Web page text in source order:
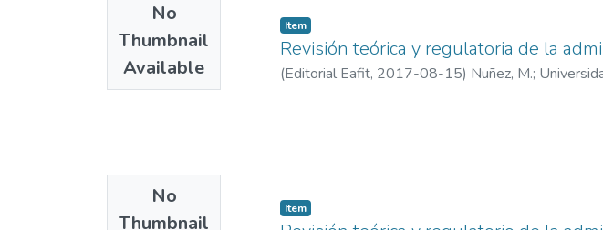
No
Thumbnail
Available
No
Thumbnail
Item
Revisión teórica y regulatoria de la
(Editorial Eafit, 2017-08-15) Nuñez, M.;
Item